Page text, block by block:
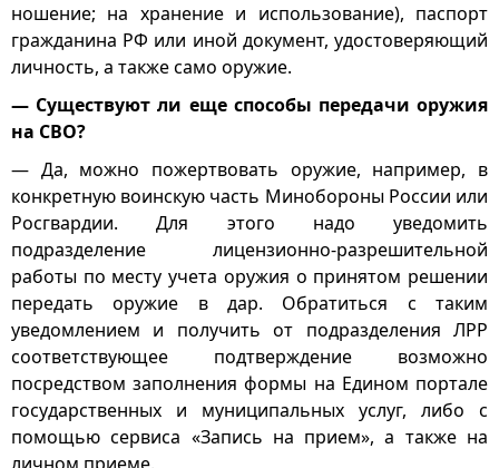
ношение; на хранение и использование), паспорт
гражданина РФ или иной документ, удостоверяющий
личность, а также само оружие.
— Существуют ли еще способы передачи оружия
на СВО?
— Да, можно пожертвовать оружие, например, в
конкретную воинскую часть Минобороны России или
Росгвардии. Для этого надо уведомить
подразделение лицензионно-разрешительной
работы по месту учета оружия о принятом решении
передать оружие в дар. Обратиться с таким
уведомлением и получить от подразделения ЛРР
соответствующее подтверждение возможно
посредством заполнения формы на Едином портале
государственных и муниципальных услуг, либо с
помощью сервиса «Запись на прием», а также на